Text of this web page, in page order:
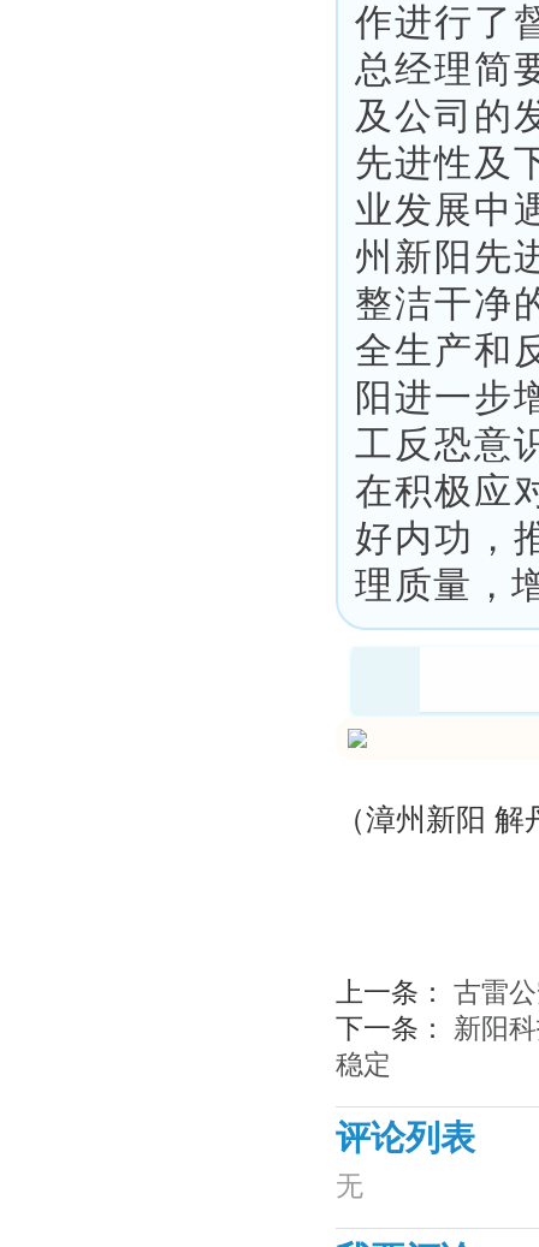
作进行了
总经理简
及公司的
先进性及
业发展中
州新阳 先
整洁干净
全生产和
阳 进一步
工反恐意
在积极应
好内功，
理质量，
（漳州新阳 解
上一条： 古雷
下一条： 新阳
稳定
评论列表
无